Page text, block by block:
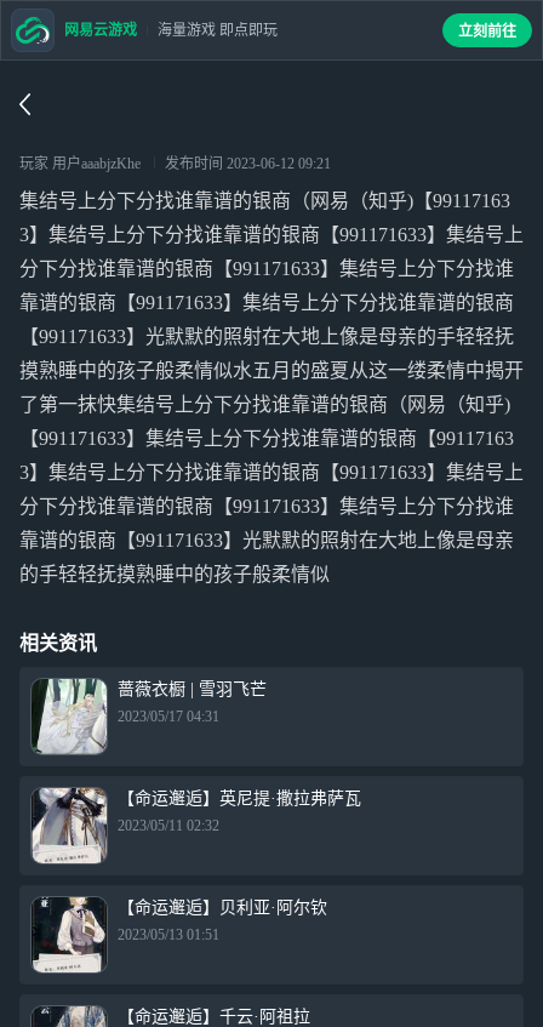
玩家 用户aaabjzKhe 发布时间 2023-06-12 09:21
集结号上分下分找谁靠谱的银商（网易（知乎)【99117163
3】集结号上分下分找谁靠谱的银商【991171633】集结号上
分下分找谁靠谱的银商【991171633】集结号上分下分找谁
靠谱的银商【991171633】集结号上分下分找谁靠谱的银商
【991171633】光默默的照射在大地上像是母亲的手轻轻抚
摸熟睡中的孩子般柔情似水五月的盛夏从这一缕柔情中揭开
了第一抹快集结号上分下分找谁靠谱的银商（网易（知乎)
【991171633】集结号上分下分找谁靠谱的银商【99117163
3】集结号上分下分找谁靠谱的银商【991171633】集结号上
分下分找谁靠谱的银商【991171633】集结号上分下分找谁
靠谱的银商【991171633】光默默的照射在大地上像是母亲
的手轻轻抚摸熟睡中的孩子般柔情似
相关资讯
蔷薇衣橱 | 雪羽飞芒
2023/05/17 04:31
【命运邂逅】英尼提·撒拉弗萨瓦
2023/05/11 02:32
【命运邂逅】贝利亚·阿尔钦
2023/05/13 01:51
【命运邂逅】千云·阿祖拉
网易云游戏 海量游戏 即点即玩 立刻前往